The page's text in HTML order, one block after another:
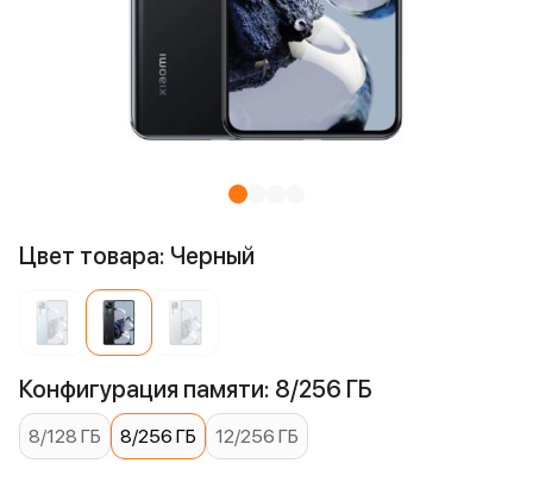
Цвет товара: Черный
Конфигурация памяти: 8/256 ГБ
8/128 ГБ 8/256 ГБ 12/256 ГБ